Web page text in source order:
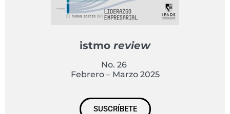
istmo review
No. 26
Febrero – Marzo 2025
SUSCRÍBETE